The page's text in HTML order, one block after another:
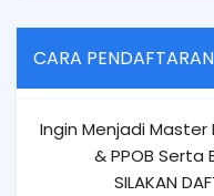
CARA PENDAFTARAN
Ingin Menjadi Master
& PPOB Serta
SILAKAN